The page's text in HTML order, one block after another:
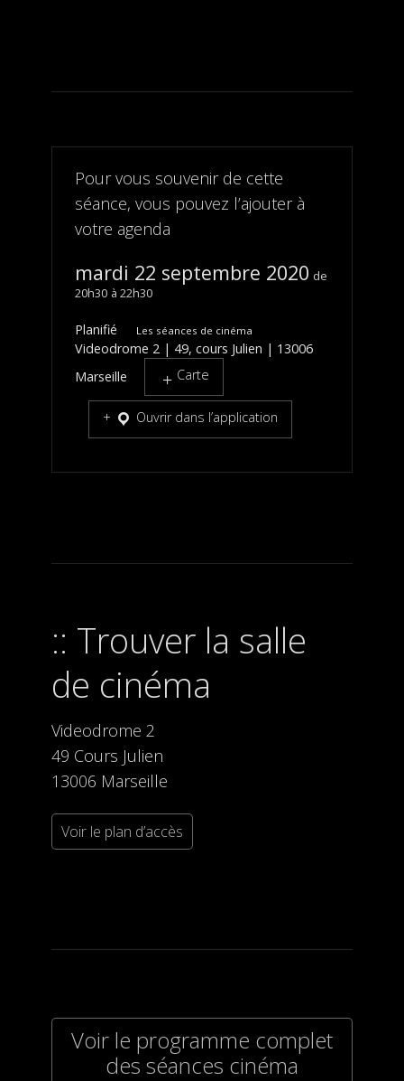
Pour vous souvenir de cette
séance, vous pouvez l’ajouter à
votre agenda
mardi 22 septembre 2020
20h30 22h30
Planifié Les séances de cinéma
Videodrome 2 | 49, cours Julien | 13006
Marseille
Carte
Ouvrir dans l’application
Trouver la salle
de cinéma
Videodrome 2
49 Cours Julien
13006 Marseille
Voir le plan d’accès
Voir le programme complet
des séances cinéma